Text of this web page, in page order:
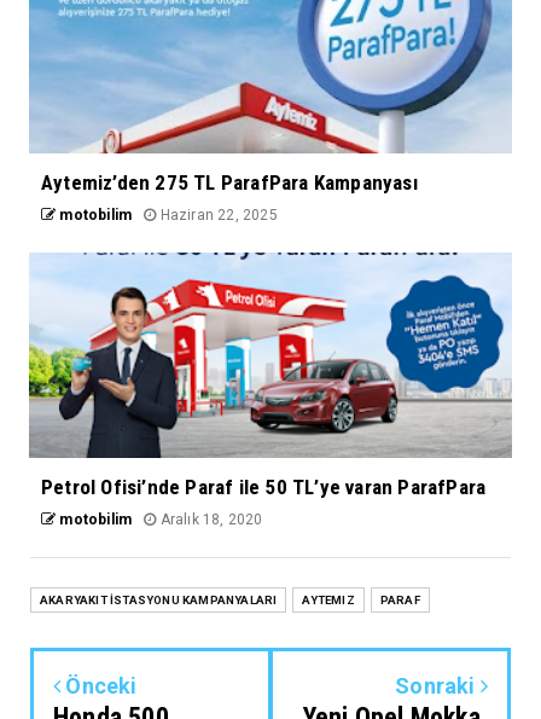
Aytemiz’den 275 TL ParafPara Kampanyası
motobilim Haziran 22, 2025
Petrol Ofisi’nde Paraf ile 50 TL’ye varan ParafPara
motobilim Aralık 18, 2020
AKARYAKIT İSTASYONU KAMPANYALARI AYTEMIZ PARAF
Önceki Sonraki